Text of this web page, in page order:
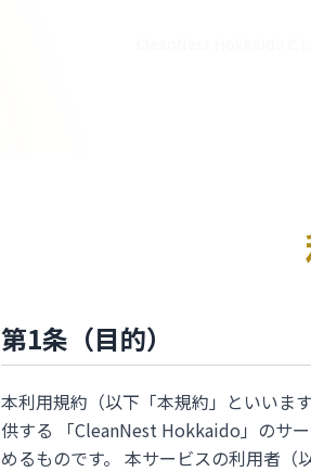
第1条（目的）
本利用規約（以下「本規約」といいま
供する 「CleanNest Hokkaido」のサ
めるものです。 本サービスの利用者（